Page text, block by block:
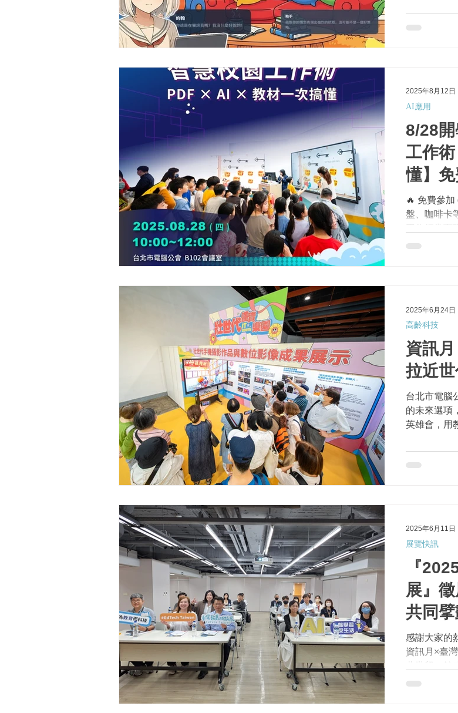
的理念，期
驗。 知千
造個人化
「溫度」
知技術為核
真實理解
情感連結的
特之處在於
機制」的一
如在「情感
8/28
工作
懂】免
🔥 免費參
盤、咖啡卡
著 AI 與文
AI應用
2025年8月12日
資訊
拉近
台北市電腦
的未來選項
英雄會，用
式越來越複
長者放慢腳
高齡科技
2025年6月24日
『
展』
共同
感謝大家的
資訊月×臺
更深一層的
展覽快訊
2025年6月11日